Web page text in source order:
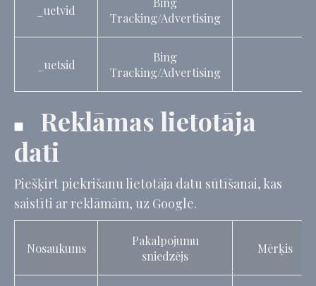
_uetvid
Tracking/Advertising
_uetsid
Bing
Tracking/Advertising
Reklāmas lietotāja
dati
Piešķirt piekrišanu lietotāja datu sūtīšanai, kas
saistīti ar reklāmām, uz Google.
Nosaukums
Pakalpojumu
sniedzējs
Mērķis